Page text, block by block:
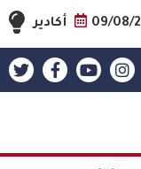
09/08/ أكادير